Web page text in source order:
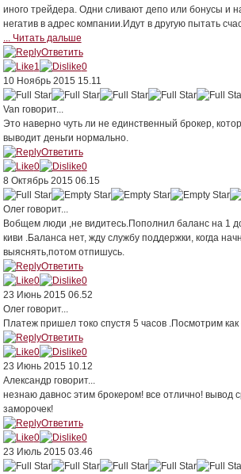
иного трейдера. Одни сливают депо или бонусы и
негатив в адрес компании.Идут в другую пытать
... Читать дальше
Ответить
1
0
10 Ноябрь 2015 15.11
Van говорит...
Это наверно чуть ли не единственный брокер,
выводит деньги нормально.
Ответить
0
0
8 Октябрь 2015 06.15
Олегговорит...
Вобщем люди ,не видитесь.Пополнил баланс на 1
киви .Баланса нет, жду службу поддержки, когда
выяснять,потом отпишусь.
Ответить
0
0
23 Июнь 2015 06.52
Олегговорит...
Платеж пришел токо спустя 5 часов .Посмотрим
Ответить
0
0
23 Июнь 2015 10.12
Александрговорит...
незнаю давнос этим брокером! все отлично! вывод
заморочек!
Ответить
0
0
23 Июль 2015 03.46